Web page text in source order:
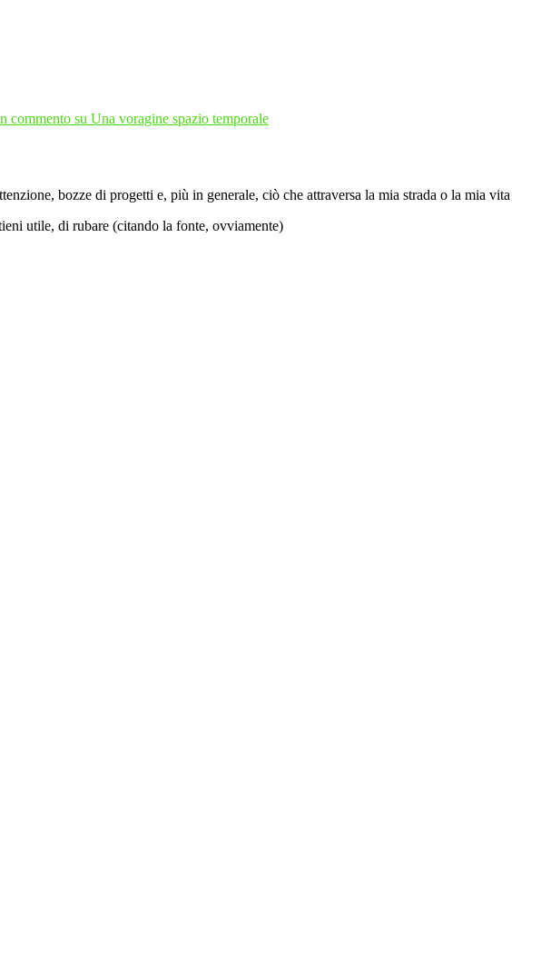
commento su Una voragine spazio temporale
bozze di progetti e, più in generale, ciò che attraversa la mia strada o la mia vita
utile, di rubare (citando la fonte, ovviamente)